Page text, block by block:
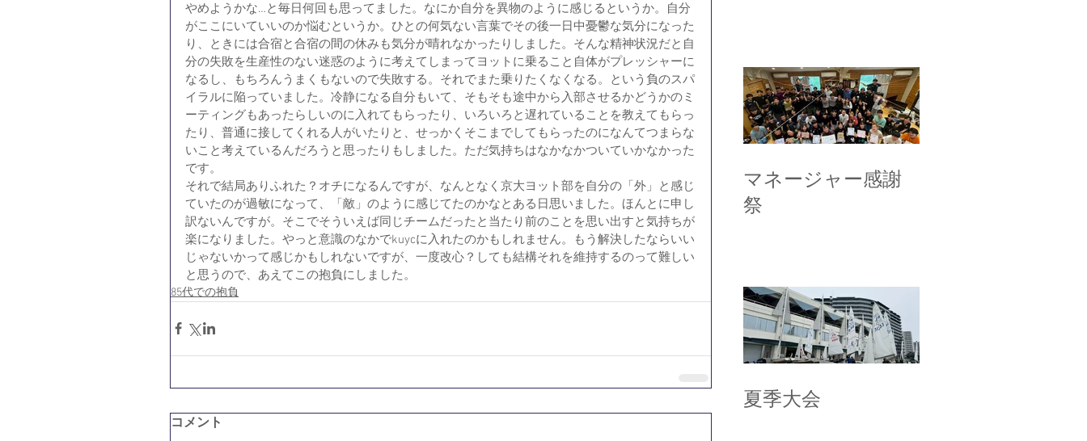
やめようかな…と毎日何回も思ってました。なにか自分を異物のように感じるというか。自分
がここにいていいのか悩むというか。ひとの何気ない言葉でその後一日中憂鬱な気分になった
り、ときには合宿と合宿の間の休みも気分が晴れなかったりしました。そんな精神状況だと自
分の失敗を生産性のない迷惑のように考えてしまってヨットに乗ること自体がプレッシャーに
なるし、もちろんうまくもないので失敗する。それでまた乗りたくなくなる。という負のスパ
イラルに陥っていました。冷静になる自分もいて、そもそも途中から入部させるかどうかのミ
ーティングもあったらしいのに入れてもらったり、いろいろと遅れていることを教えてもらっ
たり、普通に接してくれる人がいたりと、せっかくそこまでしてもらったのになんてつまらな
いこと考えているんだろうと思ったりもしました。ただ気持ちはなかなかついていかなかった
です。
それで結局ありふれた？オチになるんですが、なんとなく京大ヨット部を自分の「外」と感じ
ていたのが過敏になって、「敵」のように感じてたのかなとある日思いました。ほんとに申し
訳ないんですが。そこでそういえば同じチームだったと当たり前のことを思い出すと気持ちが
楽になりました。やっと意識のなかでkuycに入れたのかもしれません。もう解決したならいい
じゃないかって感じかもしれないですが、一度改心？しても結構それを維持するのって難しい
と思うので、あえてこの抱負にしました。
85代での抱負
コメント
マネージャー感謝
祭
夏季大会